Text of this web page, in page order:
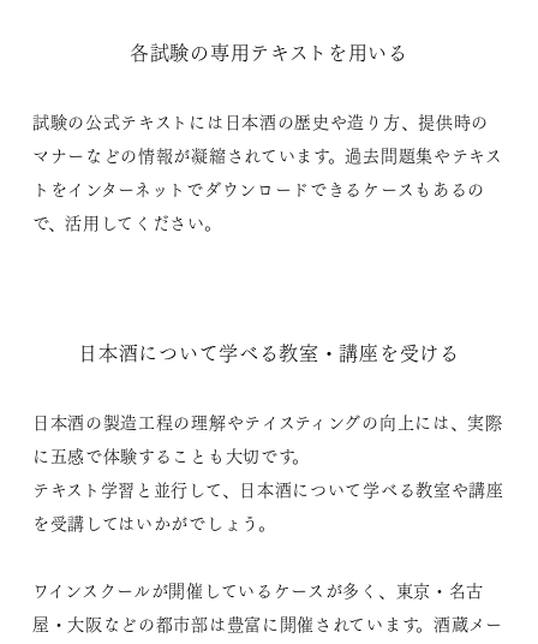
各試験の専用テキストを用いる
試験の公式テキストには日本酒の歴史や造り方、提供時の
マナーなどの情報が凝縮されています。過去問題集やテキス
トをインターネットでダウンロードできるケースもあるの
で、活用してください。
日本酒について学べる教室・講座を受ける
日本酒の製造工程の理解やテイスティングの向上には、実際
に五感で体験することも大切です。
テキスト学習と並行して、日本酒について学べる教室や講座
を受講してはいかがでしょう。
ワインスクールが開催しているケースが多く、東京・名古
屋・大阪などの都市部は豊富に開催されています。酒蔵メー